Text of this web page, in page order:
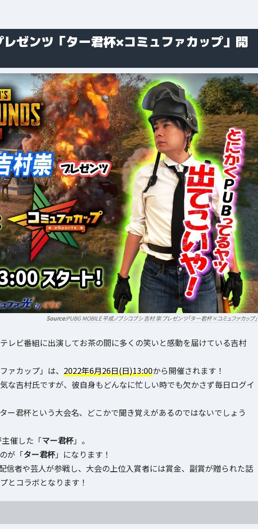
ゼンツ「ター君杯×コミュファカップ」開
PUBG MOBILE 平成ノブシコブシ 吉村 崇 プレゼンツ「ター君杯×コミュファカップ」
レビ番組に出演してお茶の間に多くの笑いと感動を届けている吉村
ァカップ」は、 2022年6月26日(日)13:00から開催されます！
な吉村氏ですが、彼自身もどんなに忙しい時でも欠かさず毎日ログイ
ー君杯という大会名、どこかで聞き覚えがあるのではないでしょう
催した「マー君杯」。
が「ター君杯」になります！
信者や芸人が参戦し、大会の上位入賞者には賞金、副賞が贈られた話
とコラボとなります！